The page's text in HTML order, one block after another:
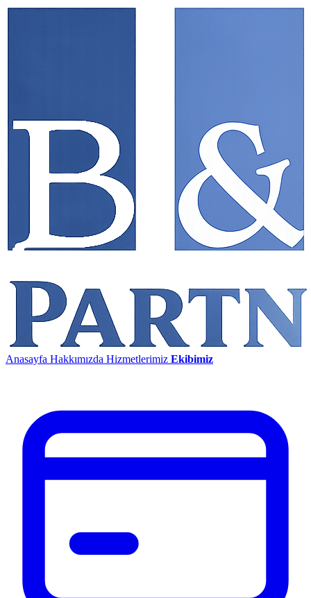
Anasayfa Hakkımızda Hizmetlerimiz Ekibimiz